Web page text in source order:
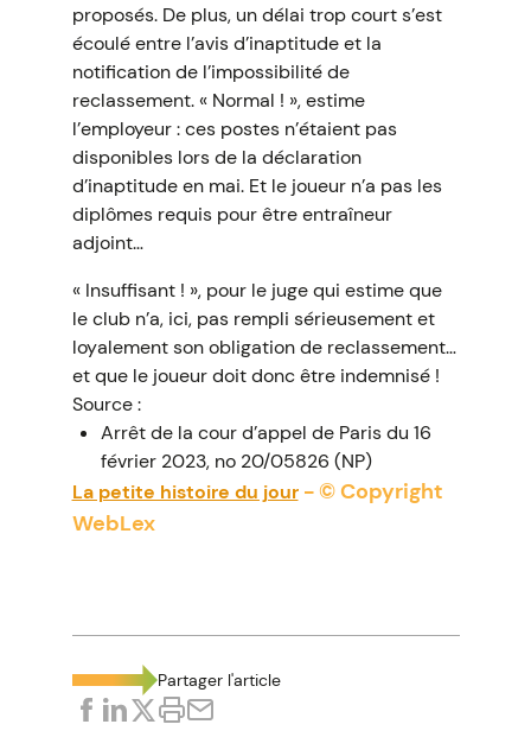
proposés. De plus, un délai trop court s’est
écoulé entre l’avis d’inaptitude et la
notification de l’impossibilité de
reclassement. « Normal ! », estime
l’employeur : ces postes n’étaient pas
disponibles lors de la déclaration
d’inaptitude en mai. Et le joueur n’a pas les
diplômes requis pour être entraîneur
adjoint…
« Insuffisant ! », pour le juge qui estime que
le club n’a, ici, pas rempli sérieusement et
loyalement son obligation de reclassement…
et que le joueur doit donc être indemnisé !
Source :
Arrêt de la cour d’appel de Paris du 16
février 2023, no 20/05826 (NP)
La petite histoire du jour- © Copyright
WebLex
Partager l'article